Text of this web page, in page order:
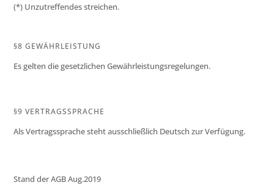
(*) Unzutreffendes streichen.
§8 GEWÄHRLEISTUNG
Es gelten die gesetzlichen Gewährleistungsregelungen.
§9 VERTRAGSSPRACHE
Als Vertragssprache steht ausschließlich Deutsch zur Verfügung.
Stand der AGB Aug.2019